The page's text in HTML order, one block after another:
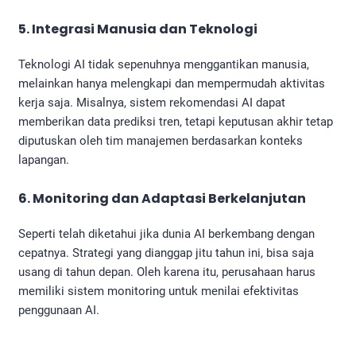
5. Integrasi Manusia dan Teknologi
Teknologi AI tidak sepenuhnya menggantikan manusia,
melainkan hanya melengkapi dan mempermudah aktivitas
kerja saja. Misalnya, sistem rekomendasi AI dapat
memberikan data prediksi tren, tetapi keputusan akhir tetap
diputuskan oleh tim manajemen berdasarkan konteks
lapangan.
6. Monitoring dan Adaptasi Berkelanjutan
Seperti telah diketahui jika dunia AI berkembang dengan
cepatnya. Strategi yang dianggap jitu tahun ini, bisa saja
usang di tahun depan. Oleh karena itu, perusahaan harus
memiliki sistem monitoring untuk menilai efektivitas
penggunaan AI.